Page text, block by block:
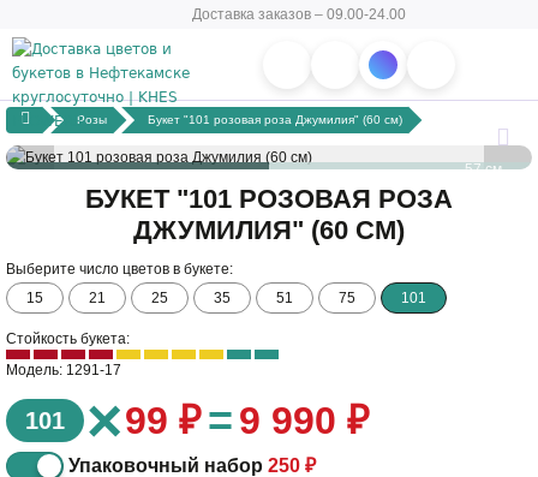
Доставка заказов – 09.00-24.00
Розы Букет "101 розовая роза Джумилия" (60 см)
57 см
БУКЕТ "101 РОЗОВАЯ РОЗА
ДЖУМИЛИЯ" (60 СМ)
Выберите число цветов в букете:
15
21 25 35 51 75 101
Стойкость букета:
Модель: 1291-17
101 ×99 ₽=9 990 ₽
Упаковочный набор 250 ₽